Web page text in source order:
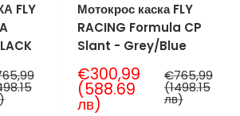
FLY
Мотокрос каска FLY
RACING Formula CP
Slant - Grey/Blue
Продажна
цена
€300,99
(588.69
лв)
Нормална
цена
€765,99
(1498.15
лв)